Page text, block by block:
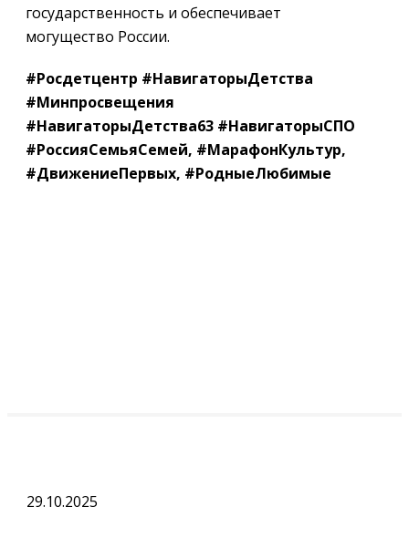
государственность и обеспечивает
могущество России.
#Росдетцентр #НавигаторыДетства
#Минпросвещения
#НавигаторыДетства63 #НавигаторыСПО
#РоссияСемьяСемей, #МарафонКультур,
#ДвижениеПервых, #РодныеЛюбимые
29.10.2025